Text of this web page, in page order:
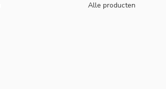
Alle producten